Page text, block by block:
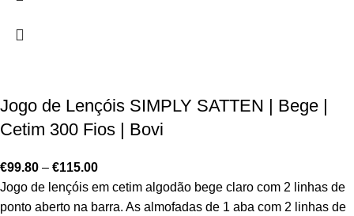
Jogo de Lençóis SIMPLY SATTEN | Bege |
Cetim 300 Fios | Bovi
€99.80 – €115.00
Jogo de lençóis em cetim algodão bege claro com 2 linhas de
ponto aberto na barra. As almofadas de 1 aba com 2 linhas de